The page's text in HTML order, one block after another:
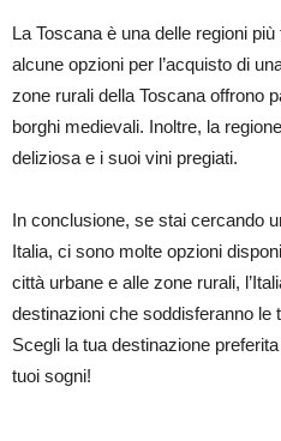
La Toscana è una delle regioni
alcune opzioni per l’acquisto di
zone rurali della Toscana offrono
borghi medievali. Inoltre, la
deliziosa e i suoi vini pregiati.
In conclusione, se stai cercando
Italia, ci sono molte opzioni
città urbane e alle zone rurali,
destinazioni che soddisferanno le
Scegli la tua destinazione
tuoi sogni!